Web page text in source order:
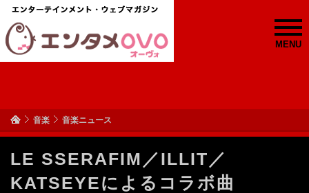
MENU
音楽 音楽ニュース
LE SSERAFIM／ILLIT／
KATSEYEによるコラボ曲